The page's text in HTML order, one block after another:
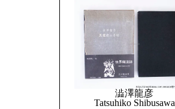
澁澤龍彦
Tatsuhiko Shibusawa